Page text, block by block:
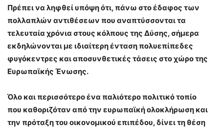
Πρέπει να ληφθεί υπόψη ότι, πάνω στο έδαφος των
πολλαπλών αντιθέσεων που αναπτύσσονται τα
τελευταία χρόνια στους κόλπους της Δύσης, σήμερα
εκδηλώνονται με ιδιαίτερη ένταση πολυεπίπεδες
φυγόκεντρες και αποσυνθετικές τάσεις στο χώρο της
Ευρωπαϊκής Ένωσης.
Όλο και περισσότερο ένα παλιότερο πολιτικό τοπίο
που καθοριζόταν από την ευρωπαϊκή ολοκλήρωση και
την πρόταξη του οικονομικού επιπέδου, δίνει τη θέση